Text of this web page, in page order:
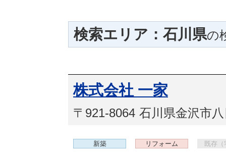
検索エリア：石川県の
株式会社 一家
〒921-8064 石川県金沢市
新築 リフォーム 既存（